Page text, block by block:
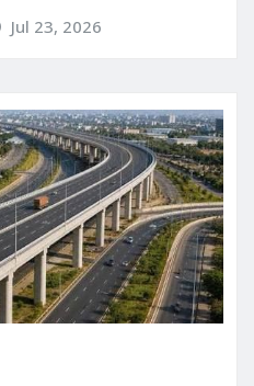
Jul 23, 2026